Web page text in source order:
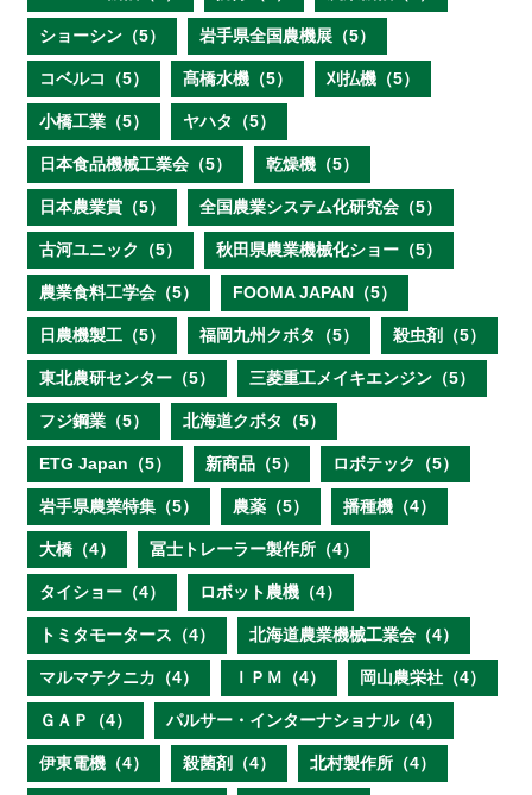
ショーシン（5） 岩手県全国農機展（5）
コベルコ（5） 髙橋水機（5） 刈払機（5）
小橋工業（5） ヤハタ（5）
日本食品機械工業会（5） 乾燥機（5）
日本農業賞（5） 全国農業システム化研究会（5）
古河ユニック（5） 秋田県農業機械化ショー（5）
農業食料工学会（5） FOOMA JAPAN（5）
日農機製工（5） 福岡九州クボタ（5） 殺虫剤（5）
東北農研センター（5） 三菱重工メイキエンジン（5）
フジ鋼業（5） 北海道クボタ（5）
ETG Japan（5） 新商品（5） ロボテック（5）
岩手県農業特集（5） 農薬（5） 播種機（4）
大橋（4） 冨士トレーラー製作所（4）
タイショー（4） ロボット農機（4）
トミタモータース（4） 北海道農業機械工業会（4）
マルマテクニカ（4） ＩＰＭ（4） 岡山農栄社（4）
ＧＡＰ（4） パルサー・インターナショナル（4）
伊東電機（4） 殺菌剤（4） 北村製作所（4）